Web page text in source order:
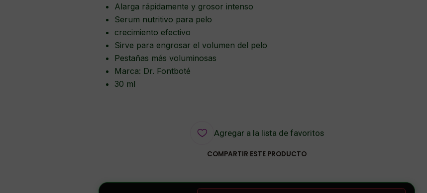
Alarga rápidamente y grosor intenso
Serum nutritivo para pelo
crecimiento efectivo
Sirve para engrosar el volumen del pelo
Pestañas más voluminosas
Marca: Dr. Fontboté
30 ml
Agregar a la lista de favoritos
COMPARTIR ESTE PRODUCTO